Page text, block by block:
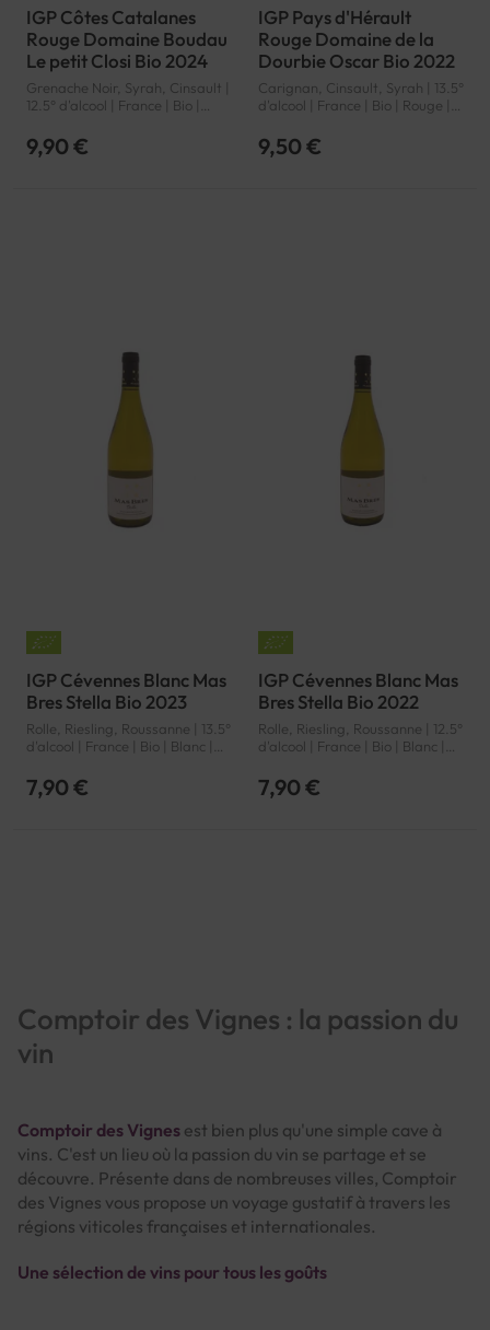
IGP Côtes Catalanes
Rouge Domaine Boudau
Le petit Closi Bio 2024
Grenache Noir, Syrah, Cinsault |
12.5° d'alcool | France | Bio |
Côtes Catalanes | IGP
9,90 €
IGP Pays d'Hérault
Rouge Domaine de la
Dourbie Oscar Bio 2022
Carignan, Cinsault, Syrah | 13.5°
d'alcool | France | Bio | Rouge |
d'Hérault | IGP
9,50 €
IGP Cévennes Blanc Mas
Bres Stella Bio 2023
Rolle, Riesling, Roussanne | 13.5°
d'alcool | France | Bio | Blanc |
Cévennes | IGP
7,90 €
IGP Cévennes Blanc Mas
Bres Stella Bio 2022
Rolle, Riesling, Roussanne | 12.5°
d'alcool | France | Bio | Blanc |
Cévennes | IGP
7,90 €
Comptoir des Vignes : la passion du
vin
Comptoir des Vignes est bien plus qu'une simple cave à
vins. C'est un lieu où la passion du vin se partage et se
découvre. Présente dans de nombreuses villes, Comptoir
des Vignes vous propose un voyage gustatif à travers les
régions viticoles françaises et internationales.
Une sélection de vins pour tous les goûts